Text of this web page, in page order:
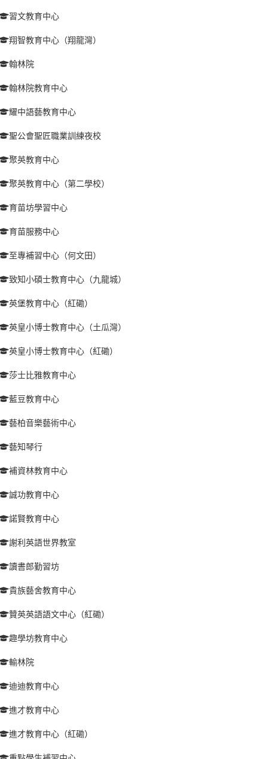
習文教育中心
翔智教育中心（翔龍灣）
翰林院
翰林院教育中心
耀中語藝教育中心
聖公會聖匠職業訓練夜校
聚英教育中心
聚英教育中心（第二學校）
育苗坊學習中心
育苗服務中心
至專補習中心（何文田）
致知小碩士教育中心（九龍城）
英堡教育中心（紅磡）
英皇小博士教育中心（土瓜灣）
英皇小博士教育中心（紅磡）
莎士比雅教育中心
藍豆教育中心
藝柏音樂藝術中心
藝知琴行
補資林教育中心
誠功教育中心
諾賢教育中心
謝利英語世界教室
讀書郎勤習坊
貴族藝舍教育中心
贊英英語語文中心（紅磡）
趣學坊教育中心
輸林院
迪迪教育中心
進才教育中心
進才教育中心（紅磡）